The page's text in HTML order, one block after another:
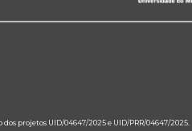
projetos UID/04647/2025 e UID/PRR/04647/2025.